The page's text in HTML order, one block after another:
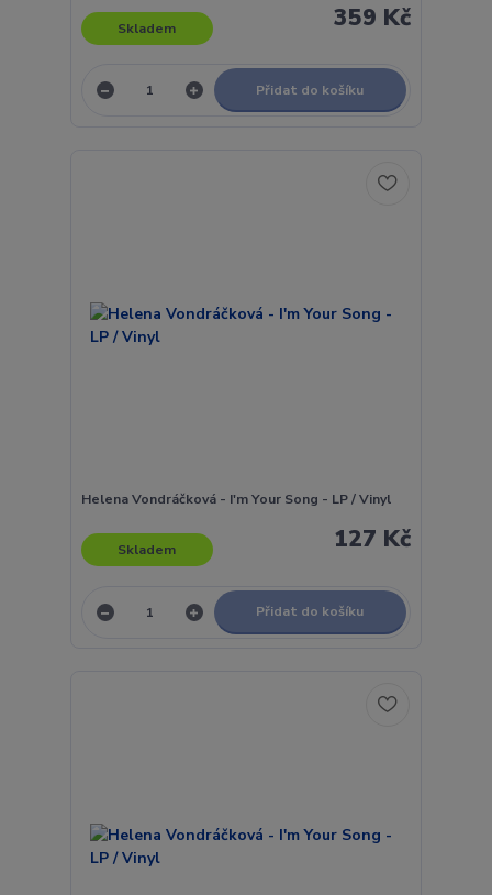
359 Kč
Skladem
Přidat do košíku
Helena Vondráčková - I'm Your Song - LP / Vinyl
127 Kč
Skladem
Přidat do košíku